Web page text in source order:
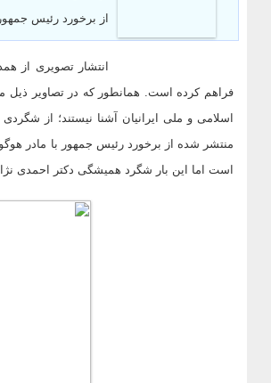
از برخورد رئیس
انتشار تصویری از
فراهم کرده است. همانطور که در تصاویر
اسلامی و ملی ایرانیان آشنا نیستند؛ از
منتشر شده از برخورد رئیس جمهور با مادر
است اما این بار شگرد همیشگی دکتر احمدی